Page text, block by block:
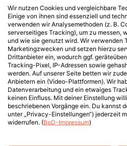
Wir nutzen Cookies und vergleichbare
Einige von ihnen sind essenziell und
verwenden wir Analysemethoden (z. B.
serverseitiges Tracking), um zu messen,
und wie sie genutzt wird. Wir verwenden
Marketingzwecken und setzen hierzu
Drittanbieter ein, wodurch ggf.
Tracking-Pixel, IP-Adressen sowie
werden. Auf unserer Seite betten wir
Anbietern ein (Video-Plattformen). Wir
Datenverarbeitung und ein etwaiges
keinen Einfluss. Mit deiner Einstellung
beschriebenen Vorgänge ein. Du kannst
unter „Privacy-Einstellungen“) jederzeit
widerrufen. (BoD-Impressum)